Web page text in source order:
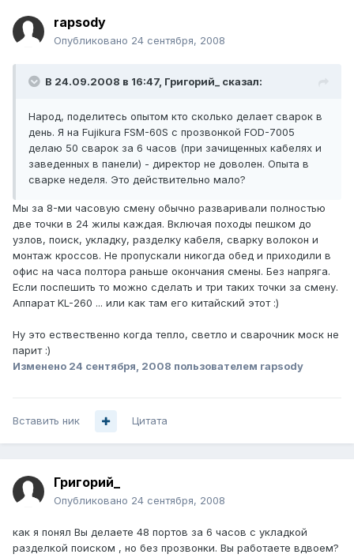
rapsody
Опубликовано 24 сентября, 2008
В 24.09.2008 в 16:47, Григорий_ сказал:
Народ, поделитесь опытом кто сколько делает сварок в
день. Я на Fujikura FSM-60S с прозвонкой FOD-7005
делаю 50 сварок за 6 часов (при зачищенных кабелях и
заведенных в панели) - директор не доволен. Опыта в
сварке неделя. Это действительно мало?
Мы за 8-ми часовую смену обычно разваривали полностью
две точки в 24 жилы каждая. Включая походы пешком до
узлов, поиск, укладку, разделку кабеля, сварку волокон и
монтаж кроссов. Не пропускали никогда обед и приходили в
офис на часа полтора раньше окончания смены. Без напряга.
Если поспешить то можно сделать и три таких точки за смену.
Аппарат KL-260 ... или как там его китайский этот :)
Ну это ествественно когда тепло, светло и сварочник моск не
парит :)
Изменено 24 сентября, 2008 пользователем rapsody
Вставить ник Цитата
Григорий_
Опубликовано 24 сентября, 2008
как я понял Вы делаете 48 портов за 6 часов с укладкой
разделкой поиском , но без прозвонки. Вы работаете вдвоем?